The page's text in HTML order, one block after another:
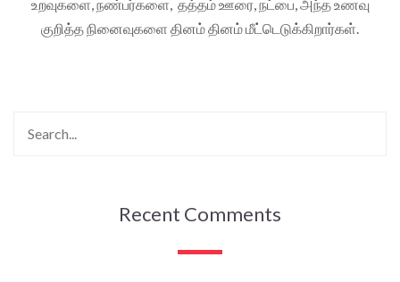
உறவுகளை, நண்பர்களை, தத்தம் ஊரை, நட்பை, அந்த உணவு
குறித்த நினைவுகளை தினம் தினம் மீட்டெடுக்கிறார்கள்.
Recent Comments